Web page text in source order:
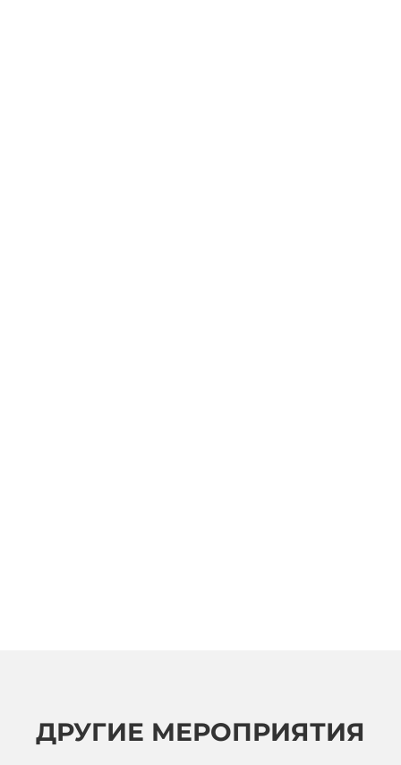
ДРУГИЕ МЕРОПРИЯТИЯ